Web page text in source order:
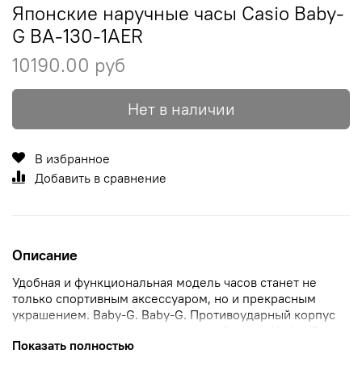
Японские наручные часы Casio Baby-
G BA-130-1AER
10190.00 руб
Нет в наличии
В избранное
Добавить в сравнение
Описание
Удобная и функциональная модель часов станет не
только спортивным аксессуаром, но и прекрасным
украшением. Baby-G. Baby-G. Противоударный корпус
защищает механизм от ударов и вибрации. Циферблат
подсвечивается светодиодом. Neobriteовое
Показать полностью